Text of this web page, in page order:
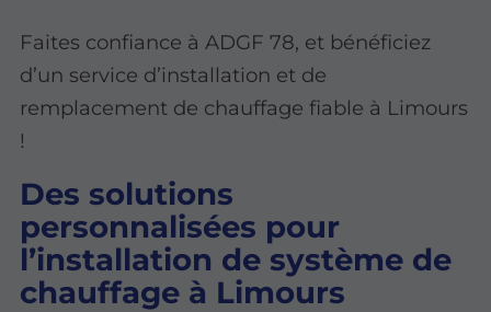
Faites confiance à ADGF 78, et bénéficiez
d’un service d’installation et de
remplacement de chauffage fiable à Limours
!
Des solutions
personnalisées pour
l’installation de système de
chauffage à Limours